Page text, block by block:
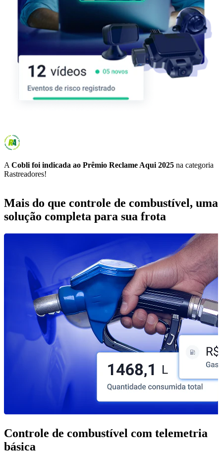
A Cobli foi indicada ao Prêmio Reclame Aqui 2025 na categoria
Rastreadores!
Mais do que controle de combustível, uma
solução completa para sua frota
Controle de combustível com telemetria
básica